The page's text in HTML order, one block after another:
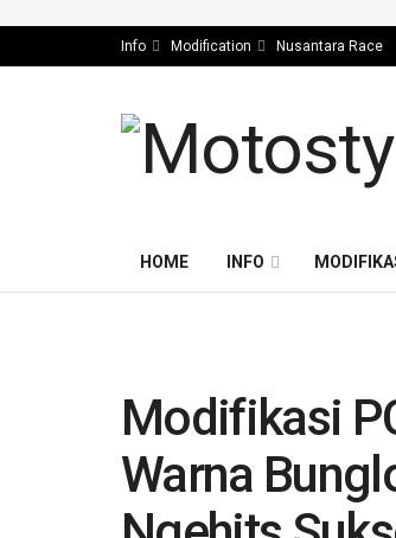
Info Modification Nusantara Race
HOME INFO
Modifikasi
Warna